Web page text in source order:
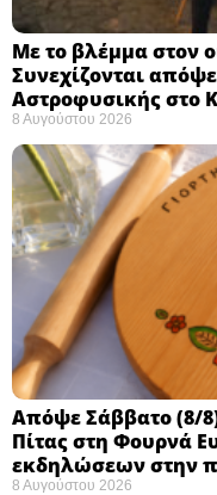
Με το βλέμμα στον
Συνεχίζονται
Αστροφυσικής στο
8 Αυγούστου 2026
Απόψε Σάββατο (8/
Πίτας στη Φουρνά
εκδηλώσεων στην
8 Αυγούστου 2026